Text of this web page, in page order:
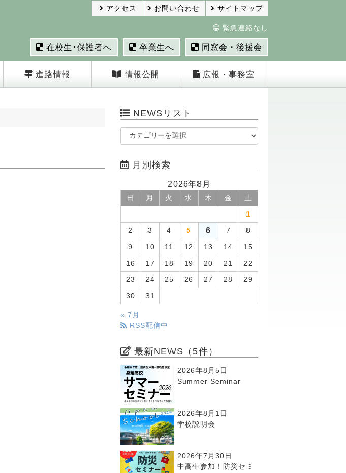
サイトマップ
お問い合わせ
アクセス
緊急連絡なし
在校生･保護者へ 卒業生へ 同窓会・後援会
進路情報 情報公開 広報・事務室
NEWSリスト
月別検索
2026年8月
日 月 火 水 木 金 土
1
2 3 4 5 6 7 8
9 10 11 12 13 14 15
16 17 18 19 20 21 22
23 24 25 26 27 28 29
30 31
« 7月
RSS配信中
最新NEWS（5件）
2026年8月5日
Summer Seminar
2026年8月1日
学校説明会
2026年7月30日
中高生参加！防災セミ